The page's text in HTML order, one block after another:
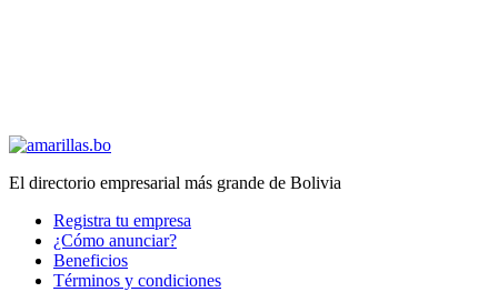
El directorio empresarial más grande de Bolivia
Registra tu empresa
¿Cómo anunciar?
Beneficios
Términos y condiciones